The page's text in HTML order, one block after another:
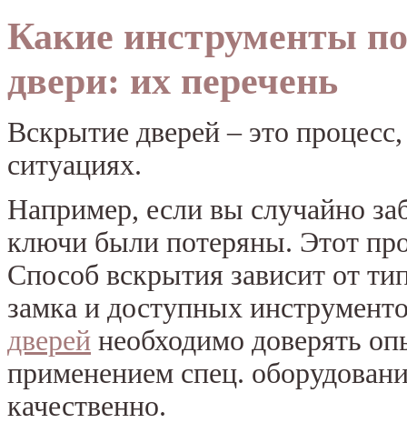
Какие инструменты
двери: их перечень
Вскрытие дверей – это
ситуациях.
Например, если вы случайно
ключи были потеряны. Этот
Способ вскрытия зависит от
замка и доступных
дверей необходимо доверять
применением спец.
качественно.